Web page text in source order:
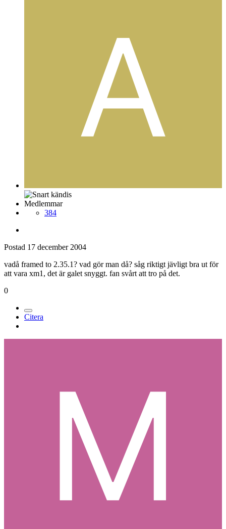
Medlemmar
384
Postad 17 december 2004
vadå framed to 2.35.1? vad gör man då? såg riktigt jävligt bra ut för
att vara xm1, det är galet snyggt. fan svårt att tro på det.
0
Citera